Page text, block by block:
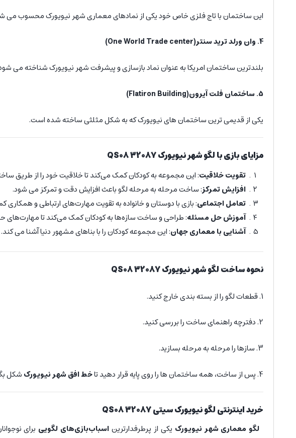
این ساختمان با تاج فلزی خاص خود یکی از نمادهای معماری شهر نیویورک محسوب می
4. وان ورلد ترید سنتر(One World Trade center)
بلندترین ساختمان امریکا به عنوان نماد بازسازی و پیشرفت شهر نیویورک شناخته می
5. ساختمان فلت آیرون(Flatiron Building)
یکی از قدیمی ترین ساختمان های نیویورک که به شکل مثلثی ساخته شده است.
مزایای بازی بالگوشهر نیویورک QS08 32087
تقویت خلاقیت: این مجموعه به کودکان کمک می‌کند تا خلاقیت خود را از طریق
افزایش تمرکز: ساخت مرحله به مرحله لگو باعث افزایش دقت و تمرکز می شود.
تعامل اجتماعی: بازی با دوستان و خانواده به تقویت مهارت‌های ارتباطی و
آموزش حل مسئله: طراحی و ساخت سازه‌ها به کودکان کمک می‌کند تا مهارت‌های
آشنایی با معماری جهان: این مجموعه کودکان را با بناهای مشهور دنیا آشنا می کند.
نحوه ساختلگوشهر نیویورک QS08 32087
1. قطعات لگو را از بسته بندی خارج کنید.
2. دفترچه راهنمای ساخت را بررسی کنید.
3. سازها را مرحله به مرحله بسازید.
4. پس از ساخت، همه ساختمان ها را روی پایه قرار دهید تا خط افق شهر نیویورک شکل
خرید اینترنتی لگونیویورک سیتی QS08 32087
لگو معماری شهر نیویورک یکی از پرطرفدارترین اسباب‌بازی‌های لگویی برای